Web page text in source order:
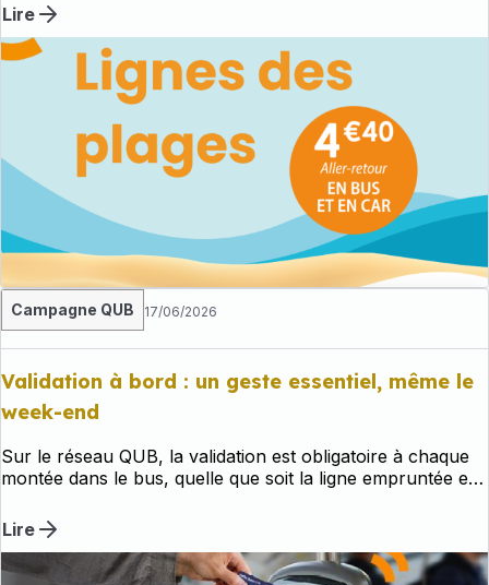
Lire
Campagne QUB 17/06/2026
Validation à bord : un geste essentiel, même le
week-end
Sur le réseau QUB, la validation est obligatoire à chaque
montée dans le bus, quelle que soit la ligne empruntée et
que vous effectuez une correspondance.
Lire